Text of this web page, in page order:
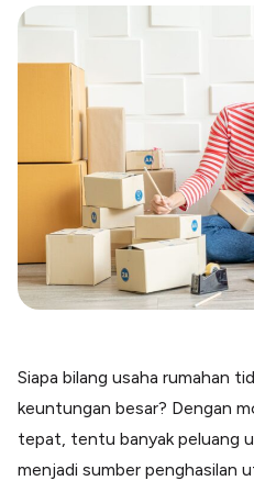
Bayar luar negeri
Kartu Kredit Bisnis
Satu kartu untuk
Paper Horizon
Kartu korporat
Solusi Industri
Food & Beverages
Health & Beauty
Terima Pembayaran
Blog
Siapa bilang usaha rumahan
keuntungan besar? Dengan
tepat, tentu banyak peluang
menjadi sumber penghasilan